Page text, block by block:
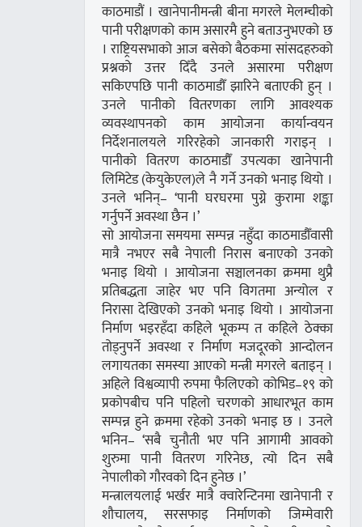
काठमाडौं । खानेपानीमन्त्री बीना मगरले मेलम्चीको
पानी परीक्षणको काम असारमै हुने बताउनुभएको छ
। राष्ट्रियसभाको आज बसेको बैठकमा सांसदहरुको
प्रश्नको उत्तर दिँदै उनले असारमा परीक्षण
सकिएपछि पानी काठमाडौँ झारिने बताएकी हुन् ।
उनले पानीको वितरणका लागि आवश्यक
व्यवस्थापनको काम आयोजना कार्यान्वयन
निर्देशनालयले गरिरहेको जानकारी गराइन् ।
पानीको वितरण काठमाडौँ उपत्यका खानेपानी
लिमिटेड (केयुकेएल)ले नै गर्ने उनको भनाइ थियो ।
उनले भनिन्– ‘पानी घरघरमा पुग्ने कुरामा शङ्का
गर्नुपर्ने अवस्था छैन ।’
सो आयोजना समयमा सम्पन्न नहुँदा काठमाडौँवासी
मात्रै नभएर सबै नेपाली निरास बनाएको उनको
भनाइ थियो । आयोजना सञ्चालनका क्रममा थुप्रै
प्रतिबद्धता जाहेर भए पनि विगतमा अन्योल र
निरासा देखिएको उनको भनाइ थियो । आयोजना
निर्माण भइरहँदा कहिले भूकम्प त कहिले ठेक्का
तोड्नुपर्ने अवस्था र निर्माण मजदूरको आन्दोलन
लगायतका समस्या आएको मन्त्री मगरले बताइन् ।
अहिले विश्वव्यापी रुपमा फैलिएको कोभिड–१९ को
प्रकोपबीच पनि पहिलो चरणको आधारभूत काम
सम्पन्न हुने क्रममा रहेको उनको भनाइ छ । उनले
भनिन– ‘सबै चुनौती भए पनि आगामी आवको
शुरुमा पानी वितरण गरिनेछ, त्यो दिन सबै
नेपालीको गौरवको दिन हुनेछ ।’
मन्त्रालयलाई भर्खर मात्रै क्वारेन्टिनमा खानेपानी र
शौचालय, सरसफाइ निर्माणको जिम्मेवारी